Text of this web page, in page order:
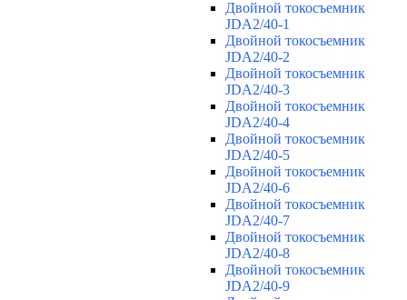
Двойной токосъемник
JDA2/40-1
Двойной токосъемник
JDA2/40-2
Двойной токосъемник
JDA2/40-3
Двойной токосъемник
JDA2/40-4
Двойной токосъемник
JDA2/40-5
Двойной токосъемник
JDA2/40-6
Двойной токосъемник
JDA2/40-7
Двойной токосъемник
JDA2/40-8
Двойной токосъемник
JDA2/40-9